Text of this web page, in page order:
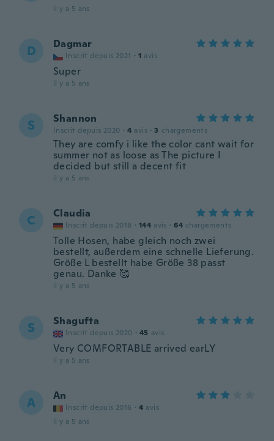
il y a 5 ans
D Dagmar
Inscrit depuis 2021 · 1 avis
Super
il y a 5 ans
S Shannon
Inscrit depuis 2020 · 4 avis · 3 chargements
They are comfy i like the color cant wait for
summer not as loose as The picture I
decided but still a decent fit
il y a 5 ans
C Claudia
Inscrit depuis 2018 · 144 avis · 64 chargements
Tolle Hosen, habe gleich noch zwei
bestellt, außerdem eine schnelle Lieferung.
Größe L bestellt habe Größe 38 passt
genau. Danke 🥰
il y a 5 ans
S Shagufta
Inscrit depuis 2020 · 45 avis
Very COMFORTABLE arrived earLY
il y a 5 ans
A An
Inscrit depuis 2016 · 4 avis
il y a 5 ans